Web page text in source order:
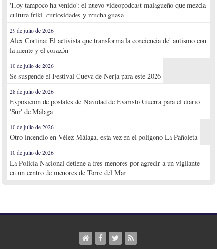
'Hoy tampoco ha venido': el nuevo videopodcast malagueño que mezcla
cultura friki, curiosidades y mucha guasa
29 de julio de 2026
Alex Cortina: El activista que transforma la conciencia del autismo con
la mente y el corazón
10 de julio de 2026
Se suspende el Festival Cueva de Nerja para este 2026
28 de julio de 2026
Exposición de postales de Navidad de Evaristo Guerra para el diario
'Sur' de Málaga
10 de julio de 2026
Otro incendio en Vélez-Málaga, esta vez en el polígono La Pañoleta
10 de julio de 2026
La Policía Nacional detiene a tres menores por agredir a un vigilante
en un centro de menores de Torre del Mar